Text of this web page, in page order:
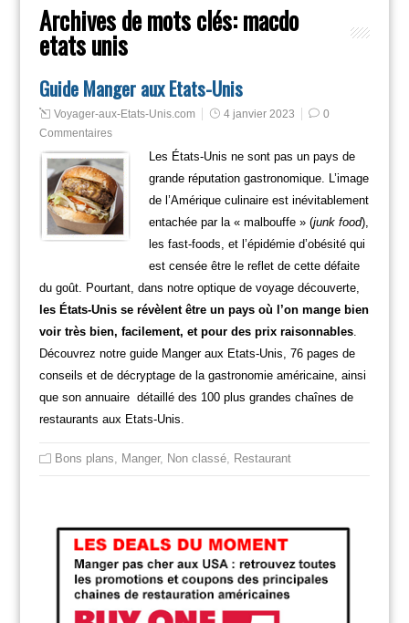
Archives de mots clés:macdo
etats unis
Guide Manger aux Etats-Unis
Voyager-aux-Etats-Unis.com 4 janvier 2023
0
Commentaires
Les États-Unis ne sont pas un pays de
grande réputation gastronomique. L’image
de l’Amérique culinaire est inévitablement
entachée par la « malbouffe » (junk food),
les fast-foods, et l’épidémie d’obésité qui
est censée être le reflet de cette défaite
du goût. Pourtant, dans notre optique de voyage découverte,
les États-Unis se révèlent être un pays où l’on mange bien
voir très bien, facilement, et pour des prix raisonnables.
Découvrez notre guide Manger aux Etats-Unis, 76 pages de
conseils et de décryptage de la gastronomie américaine, ainsi
que son annuaire détaillé des 100 plus grandes chaînes de
restaurants aux Etats-Unis.
Bons plans Manger, Non classé, Restaurant